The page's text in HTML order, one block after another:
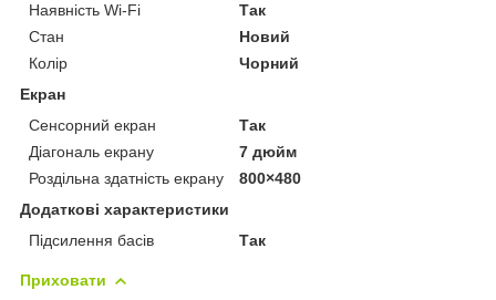
Наявність Wi-Fi
Так
Стан
Новий
Колір
Чорний
Екран
Сенсорний екран
Так
Діагональ екрану
7 дюйм
Роздільна здатність екрану
800×480
Додаткові характеристики
Підсилення басів
Так
Приховати